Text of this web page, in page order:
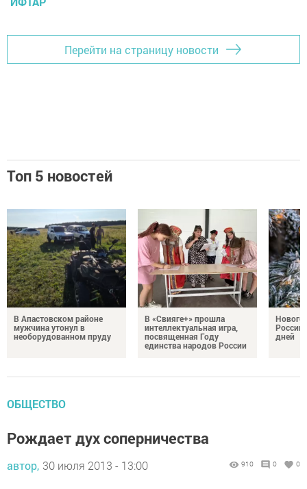
Перейти на страницу новости
Топ 5 новостей
В Апастовском районе
мужчина утонул в
необорудованном пруду
В «Свияге+» прошла
интеллектуальная игра,
посвященная Году
единства народов России
России
дней
ОБЩЕСТВО
Рождает дух соперничества
автор, 30 июля 2013 - 13:00 910 0 0